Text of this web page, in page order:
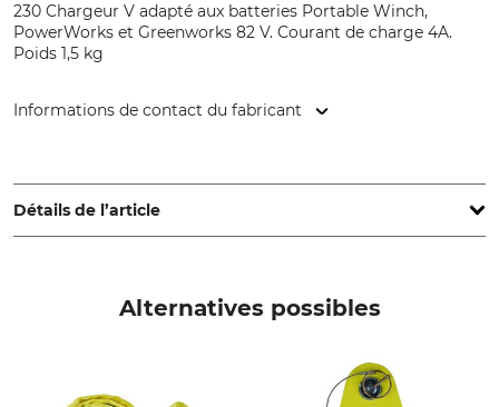
230 Chargeur V adapté aux batteries Portable Winch,
PowerWorks et Greenworks 82 V. Courant de charge 4A.
Poids 1,5 kg
Informations de contact du fabricant
Austria, www.vonblon.cc
Détails de l’article
Alternatives possibles